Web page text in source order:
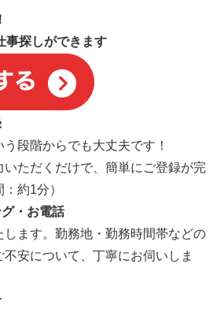
事探しができます
段階からでも大丈夫です！
ただくだけで、簡単にご登録が完
約1分）
・お電話
ます。勤務地・勤務時間帯などの
安について、丁寧にお伺いしま